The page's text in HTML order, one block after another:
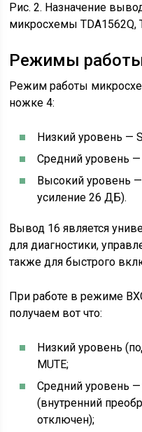
Рис. 2. Назначение
микросхемы TDA1562Q,
Режимы
Режим работы
ножке 4:
Низкий уровень —
Средний уровень —
Высокий уровень
усиление 26 ДБ).
Вывод 16 является
для диагностики,
также для быстрого
При работе в режиме
получаем вот что:
Низкий уровень
MUTE;
Средний уровень —
(внутренний
отключен);